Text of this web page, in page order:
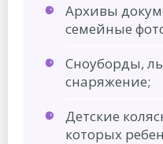
Архивы
семейные
Сноуборды,
снаряжение;
Детские
которых